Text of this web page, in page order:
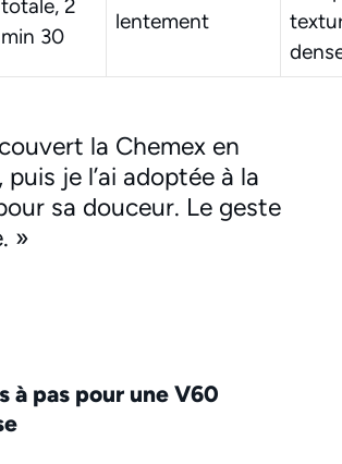
totale, 2
min 30
lentement
la Chemex en
je l’ai adoptée à la
sa douceur. Le geste
»
à pas pour une V60